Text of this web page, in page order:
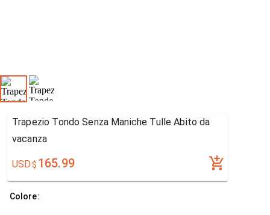
Trapezio Tondo Senza Maniche Tulle Abito da
vacanza
USD$ 165.99
Colore: